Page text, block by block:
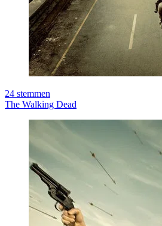
24 stemmen
The Walking Dead